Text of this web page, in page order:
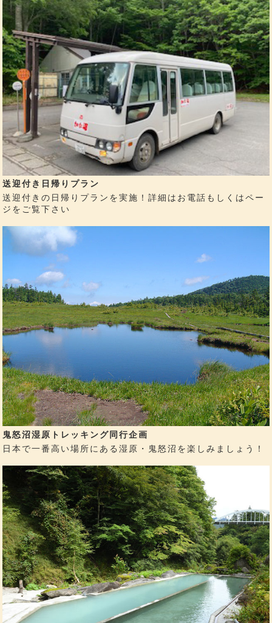
送迎付き日帰りプラン
送迎付きの日帰りプランを実施！詳細はお電話もしくはペー
ジをご覧下さい
鬼怒沼湿原トレッキング同行企画
日本で一番高い場所にある湿原・鬼怒沼を楽しみましょう！